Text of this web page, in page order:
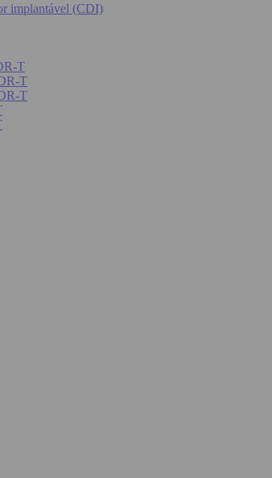
implantável (CDI)
T
T
T